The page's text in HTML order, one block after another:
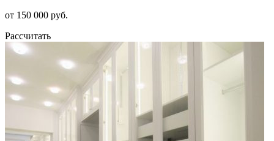
от 150 000 руб.
Рассчитать